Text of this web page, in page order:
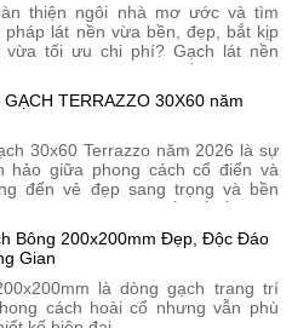
thiện ngôi nhà mơ ước và tìm
pháp lát nền vừa bền, đẹp, bắt kịp
vừa tối ưu chi phí? Gạch lát nền
"kích thước vàng" quốc dân, phù
gian từ phòng khách, phòng
và sảnh lớn.
TERRAZZO 30X60 năm
30x60 Terrazzo năm 2026 là sự
hảo giữa phong cách cổ điển và
đến vẻ đẹp sang trọng và bền
không gian. Với thiết kế lấy cảm
viên đá Terrazzo truyền thống,
không chỉ mang đến sự tinh tế mà
lượng.
Bông 200x200mm Đẹp, Độc Đáo
Gian
là dòng gạch trang trí
cách hoài cổ nhưng vẫn phù